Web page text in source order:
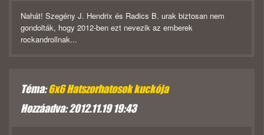
Nahát! Szegény J. Hendrix és Radics B. urak biztosan nem
gondolták, hogy 2012-ben ezt nevezik az emberek
rockandrollnak...
Téma:6x6 Hatszorhatosok kuckója
Hozzáadva: 2012.11.19 19:43